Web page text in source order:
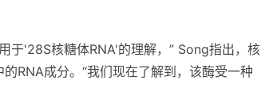
于'28S核糖体RNA'的理解，” Song指出，核
RNA成分。“我们现在了解到，该酶受一种